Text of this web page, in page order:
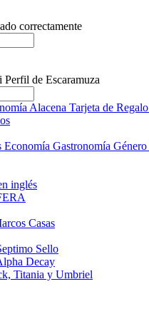
correctamente
Alacena Tarjeta de Regalo
Economía Gastronomía Género
inglés
Casas
Sello
Decay
Titania y Umbriel